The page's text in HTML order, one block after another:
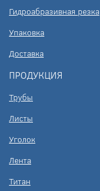
Гидроабразивная резка
Упаковка
Доставка
ПРОДУКЦИЯ
Трубы
Листы
Уголок
Лента
Титан